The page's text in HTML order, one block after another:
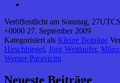
Veröffentlicht am Sonntag,
+0000 27. September 2009
Kategorisiert als Kleine Beiträge
Hirschbiegel, Jörg Wettlaufer,
Werner Paravicini
Neueste Beiträge